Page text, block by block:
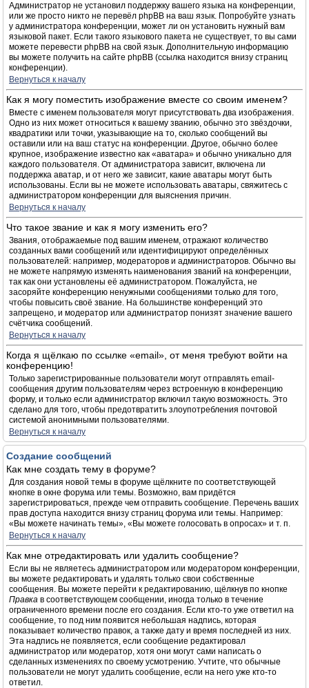
Администратор не установил поддержку вашего языка на конференции,
или же просто никто не перевёл phpBB на ваш язык. Попробуйте узнать
у администратора конференции, может ли он установить нужный вам
языковой пакет. Если такого языкового пакета не существует, то вы сами
можете перевести phpBB на свой язык. Дополнительную информацию
вы можете получить на сайте phpBB (ссылка находится внизу страниц
конференции).
Вернуться к началу
Как я могу поместить изображение вместе со своим именем?
Вместе с именем пользователя могут присутствовать два изображения.
Одно из них может относиться к вашему званию, обычно это звёздочки,
квадратики или точки, указывающие на то, сколько сообщений вы
оставили или на ваш статус на конференции. Другое, обычно более
крупное, изображение известно как «аватара» и обычно уникально для
каждого пользователя. От администратора зависит, включена ли
поддержка аватар, и от него же зависит, какие аватары могут быть
использованы. Если вы не можете использовать аватары, свяжитесь с
администратором конференции для выяснения причин.
Вернуться к началу
Что такое звание и как я могу изменить его?
Звания, отображаемые под вашим именем, отражают количество
созданных вами сообщений или идентифицируют определённых
пользователей: например, модераторов и администраторов. Обычно вы
не можете напрямую изменять наименования званий на конференции,
так как они установлены её администратором. Пожалуйста, не
засоряйте конференцию ненужными сообщениями только для того,
чтобы повысить своё звание. На большинстве конференций это
запрещено, и модератор или администратор понизят значение вашего
счётчика сообщений.
Вернуться к началу
Когда я щёлкаю по ссылке «email», от меня требуют войти на
конференцию!
Только зарегистрированные пользователи могут отправлять email-
сообщения другим пользователям через встроенную в конференцию
форму, и только если администратор включил такую возможность. Это
сделано для того, чтобы предотвратить злоупотребления почтовой
системой анонимными пользователями.
Вернуться к началу
Создание сообщений
Как мне создать тему в форуме?
Для создания новой темы в форуме щёлкните по соответствующей
кнопке в окне форума или темы. Возможно, вам придётся
зарегистрироваться, прежде чем отправить сообщение. Перечень ваших
прав доступа находится внизу страниц форума или темы. Например:
«Вы можете начинать темы», «Вы можете голосовать в опросах» и т. п.
Вернуться к началу
Как мне отредактировать или удалить сообщение?
Если вы не являетесь администратором или модератором конференции,
вы можете редактировать и удалять только свои собственные
сообщения. Вы можете перейти к редактированию, щёлкнув по кнопке
Правка в соответствующем сообщении, иногда только в течение
ограниченного времени после его создания. Если кто-то уже ответил на
сообщение, то под ним появится небольшая надпись, которая
показывает количество правок, а также дату и время последней из них.
Эта надпись не появляется, если сообщение редактировал
администратор или модератор, хотя они могут сами написать о
сделанных изменениях по своему усмотрению. Учтите, что обычные
пользователи не могут удалить сообщение, если на него уже кто-то
ответил.